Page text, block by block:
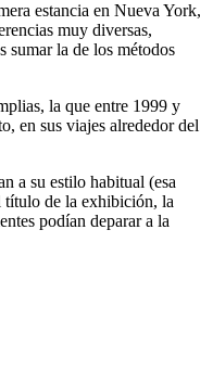
estancia en Nueva York,
muy diversas,
sumar la de los métodos
la que entre 1999 y
en sus viajes alrededor del
a su estilo habitual (esa
título de la exhibición, la
podían deparar a la